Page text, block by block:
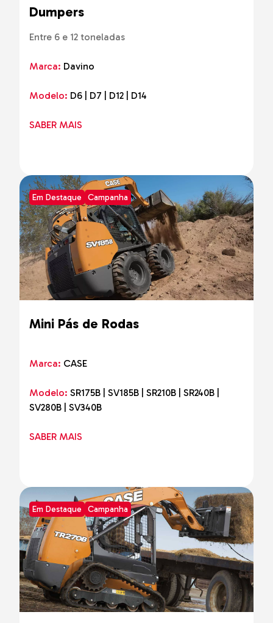
Dumpers
Entre 6 e 12 toneladas
Marca: Davino
Modelo: D6 | D7 | D12 | D14
SABER MAIS
Em Destaque Campanha
Mini Pás de Rodas
Marca: CASE
Modelo: SR175B | SV185B | SR210B | SR240B |
SV280B | SV340B
SABER MAIS
Em Destaque Campanha